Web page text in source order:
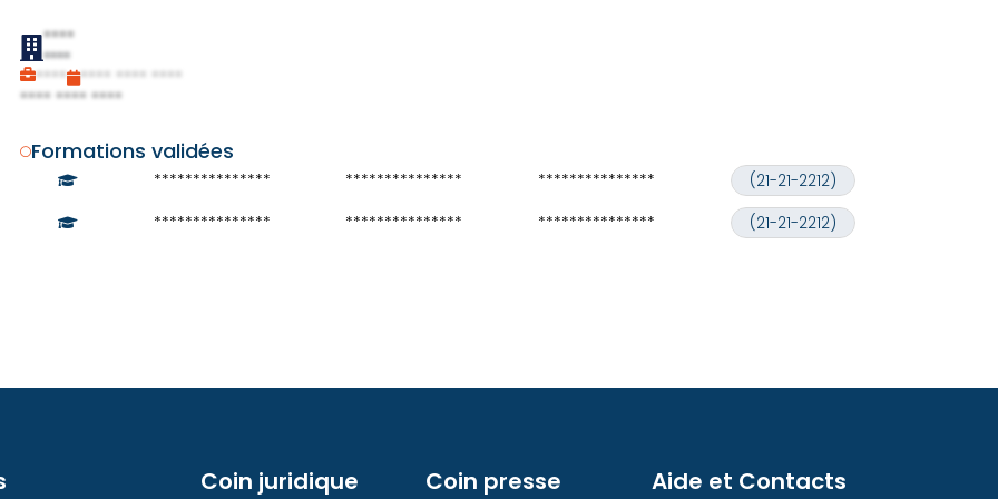
****
****
**** **** **** ****
**** **** ****
Formations validées
*************** *************** ***************
(21-21-2212)
***************
*************** *************** (21-21-2212)
Coin juridique Coin presse Aide et Contacts